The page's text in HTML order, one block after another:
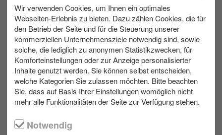
Optional: Preise für Ihre Siegerehrung
Optional: Videodokumentation Ihres Teamevents
Zusätzliche Informationen:
Diese Veranstaltung ist auf Wunsch auch in Englisch,
Französisch und Spanisch verfügbar.
Gerne planen wir eine Schlechtwettervariante für Ihr
Teamevent.
max. 20 Outdoor
Wir verwenden Cookies, um Ihnen ein optimales
Webseiten-Erlebnis zu bieten. Dazu zählen Cookies, die für
den Betrieb der Seite und für die Steuerung unserer
kommerziellen Unternehmensziele notwendig sind, sowie
solche, die lediglich zu anonymen Statistikzwecken, für
Komforteinstellungen oder zur Anzeige personalisierter
Inhalte genutzt werden. Sie können selbst entscheiden,
welche Kategorien Sie zulassen möchten. Bitte beachten
Sie, dass auf Basis Ihrer Einstellungen womöglich nicht
mehr alle Funktionalitäten der Seite zur Verfügung stehen.
Notwendig